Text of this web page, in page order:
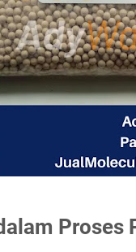
Proses